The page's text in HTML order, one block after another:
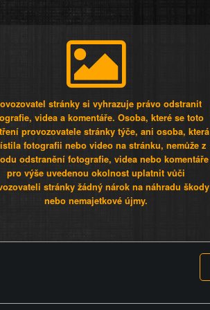
stránky si vyhrazuje právo odstranit
videa a komentáře. Osoba, které se toto
provozovatele stránky týče, ani osoba, která
fotografii nebo video na stránku, nemůže z
odstranění fotografie, videa nebo komentáře
pro výše uvedenou okolnost uplatnit vůči
stránky žádný nárok na náhradu škody
nebo nemajetkové újmy.
GDPR COOKIES